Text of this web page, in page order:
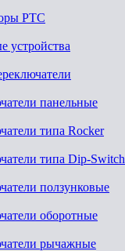
PTC
устройства
панельные
типа Rocker
типа Dip-Switch
ползунковые
оборотные
рычажные